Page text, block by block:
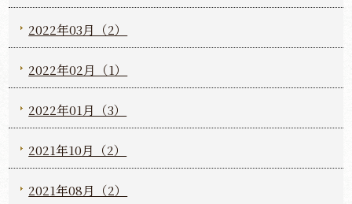
2022年03月（2）
2022年02月（1）
2022年01月（3）
2021年10月（2）
2021年08月（2）